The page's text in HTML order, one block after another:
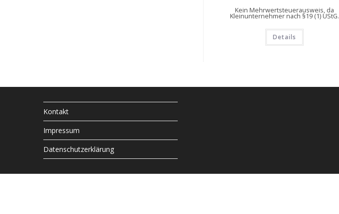
Kein Mehrwertsteuerausweis, da
Kleinunternehmer nach §19 (1) UStG.
Details
Kontakt
Impressum
Datenschutzerklärung